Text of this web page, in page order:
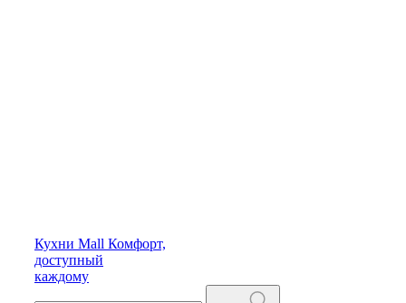
Кухни Mall Комфорт,
доступный
каждому